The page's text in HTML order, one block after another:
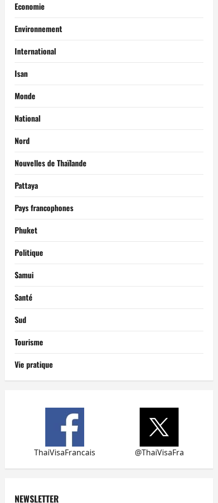
Economie
Environnement
International
Isan
Monde
National
Nord
Nouvelles de Thaïlande
Pattaya
Pays francophones
Phuket
Politique
Samui
Santé
Sud
Tourisme
Vie pratique
ThaiVisaFrancais @ThaiVisaFra
NEWSLETTER